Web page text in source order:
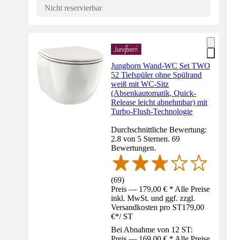
Nicht reservierbar
Jungborn Wand-WC Set TWO
52 Tiefspüler ohne Spülrand
weiß mit WC-Sitz
(Absenkautomatik, Quick-
Release leicht abnehmbar) mit
Turbo-Flush-Technologie
Durchschnittliche Bewertung:
2.8 von 5 Sternen. 69
Bewertungen.
(69)
Preis — 179,00 € * Alle Preise
inkl. MwSt. und ggf. zzgl.
Versandkosten pro ST179,00
€*/ ST
Bei Abnahme von 12 ST: